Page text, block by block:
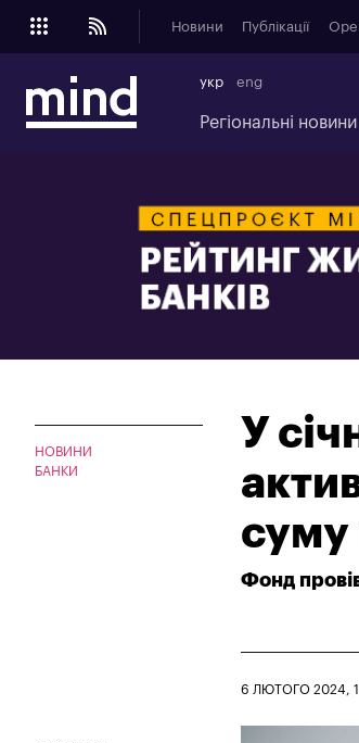
Новини Публікації
укр eng
Регіональні новини
НОВИНИ
БАНКИ
У
суму
Фонд
6 ЛЮТОГО 2024,